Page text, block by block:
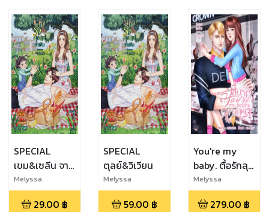
SPECIAL
เขม&เซลีน จาก
เรื่อง เผด็จรัก
คุณแม่จำเป็น
Melyssa
29.00 ฿
SPECIAL
ตุลย์&วิเวียน
Melyssa
59.00 ฿
You're my
baby. ตื้อรักลุง
จอมโหด
Melyssa
279.00 ฿